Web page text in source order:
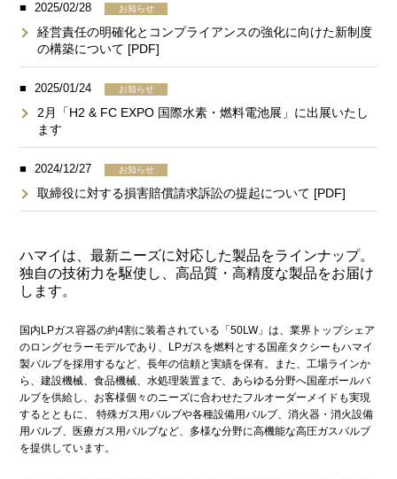
2025/02/28 お知らせ
経営責任の明確化とコンプライアンスの強化に向けた新制度
の構築について [PDF]
2025/01/24 お知らせ
2月「H2 & FC EXPO 国際水素・燃料電池展」に出展いたし
ます
2024/12/27 お知らせ
取締役に対する損害賠償請求訴訟の提起について [PDF]
ハマイは、最新ニーズに対応した製品をラインナップ。
独自の技術力を駆使し、高品質・高精度な製品をお届け
します。
国内LPガス容器の約4割に装着されている「50LW」は、業界トップシェア
のロングセラーモデルであり、LPガスを燃料とする国産タクシーもハマイ
製バルブを採用するなど、長年の信頼と実績を保有。また、工場ラインか
ら、建設機械、食品機械、水処理装置まで、あらゆる分野へ国産ボールバ
ルブを供給し、お客様個々のニーズに合わせたフルオーダーメイドも実現
するとともに、 特殊ガス用バルブや各種設備用バルブ、消火器・消火設備
用バルブ、医療ガス用バルブなど、多様な分野に高機能な高圧ガスバルブ
を提供しています。